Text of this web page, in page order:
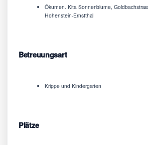
Ökumen. Kita Sonnenblume,
Hohenstein-Ernstthal
Betreuungsart
Krippe und Kindergarten
Plätze